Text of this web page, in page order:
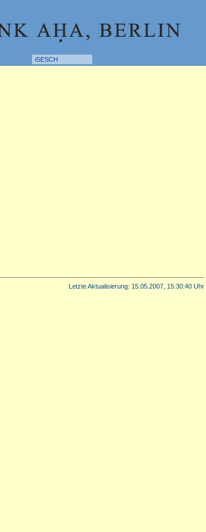
iSESCH
Letzte Aktualisierung: 15.05.2007, 15:30:40 Uhr